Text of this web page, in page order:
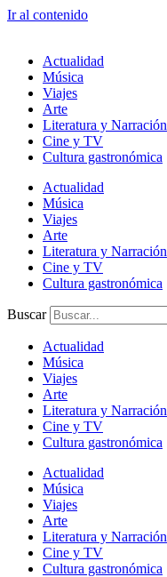
Ir al contenido
Actualidad
Música
Viajes
Arte
Literatura y Narración
Cine y TV
Cultura gastronómica
Actualidad
Música
Viajes
Arte
Literatura y Narración
Cine y TV
Cultura gastronómica
Buscar
Actualidad
Música
Viajes
Arte
Literatura y Narración
Cine y TV
Cultura gastronómica
Actualidad
Música
Viajes
Arte
Literatura y Narración
Cine y TV
Cultura gastronómica